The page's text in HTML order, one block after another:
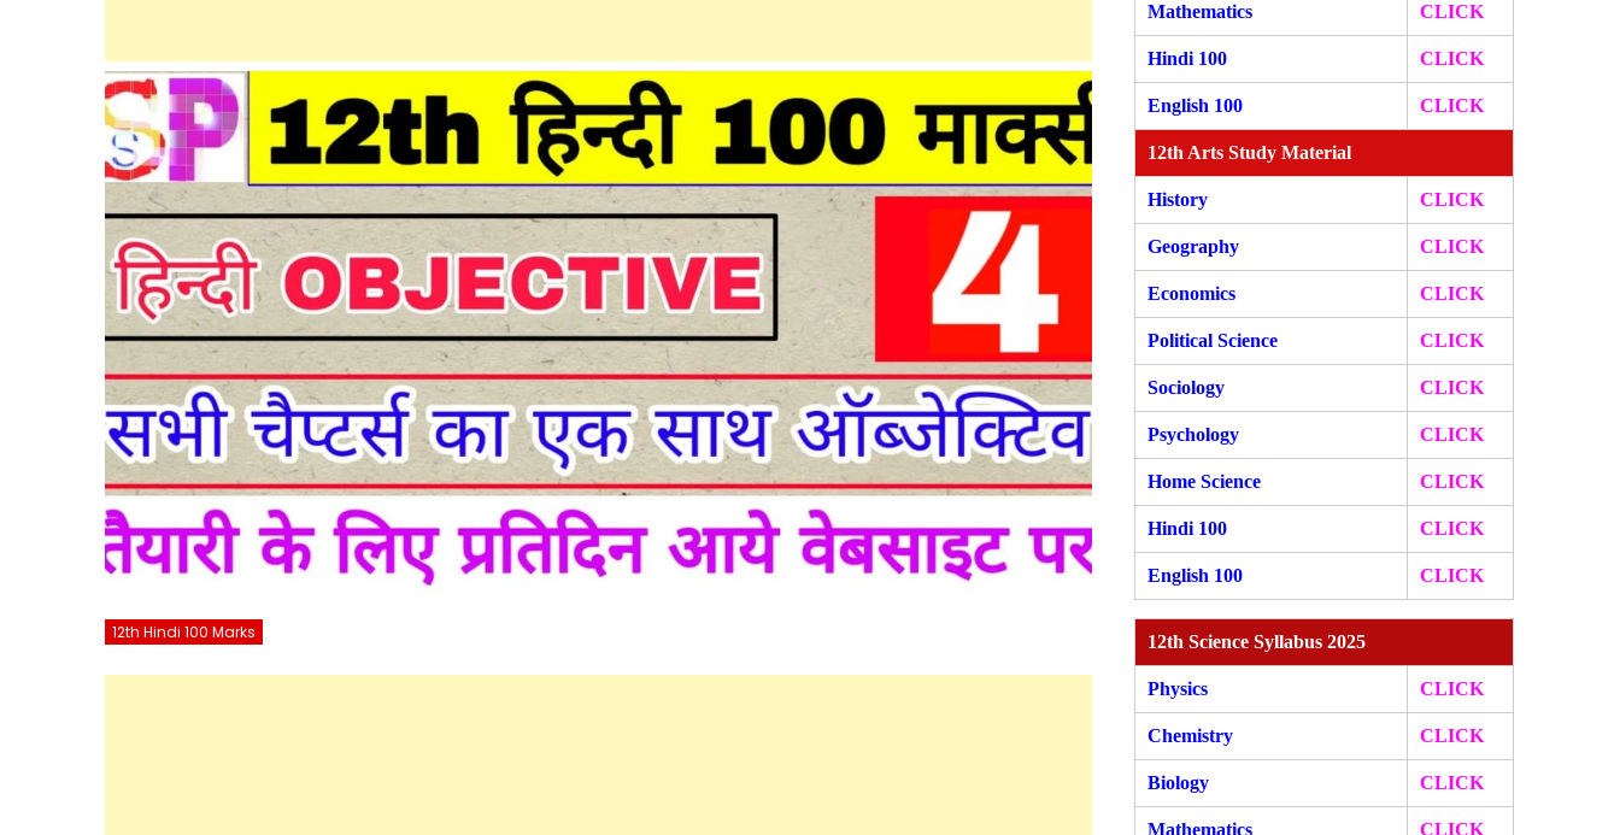
12th Hindi 100 Marks
Mathematics CLICK
Hindi 100 CLICK
English 100 CLICK
12th Arts Study Material
History CLICK
Geography CLICK
Economics CLICK
Political Science CLICK
Sociology CLICK
Psychology CLICK
Home Science CLICK
Hindi 100 CLICK
English 100 CLICK
12th Science Syllabus 2025
Physics CLICK
Chemistry CLICK
Biology CLICK
Mathematics CLICK